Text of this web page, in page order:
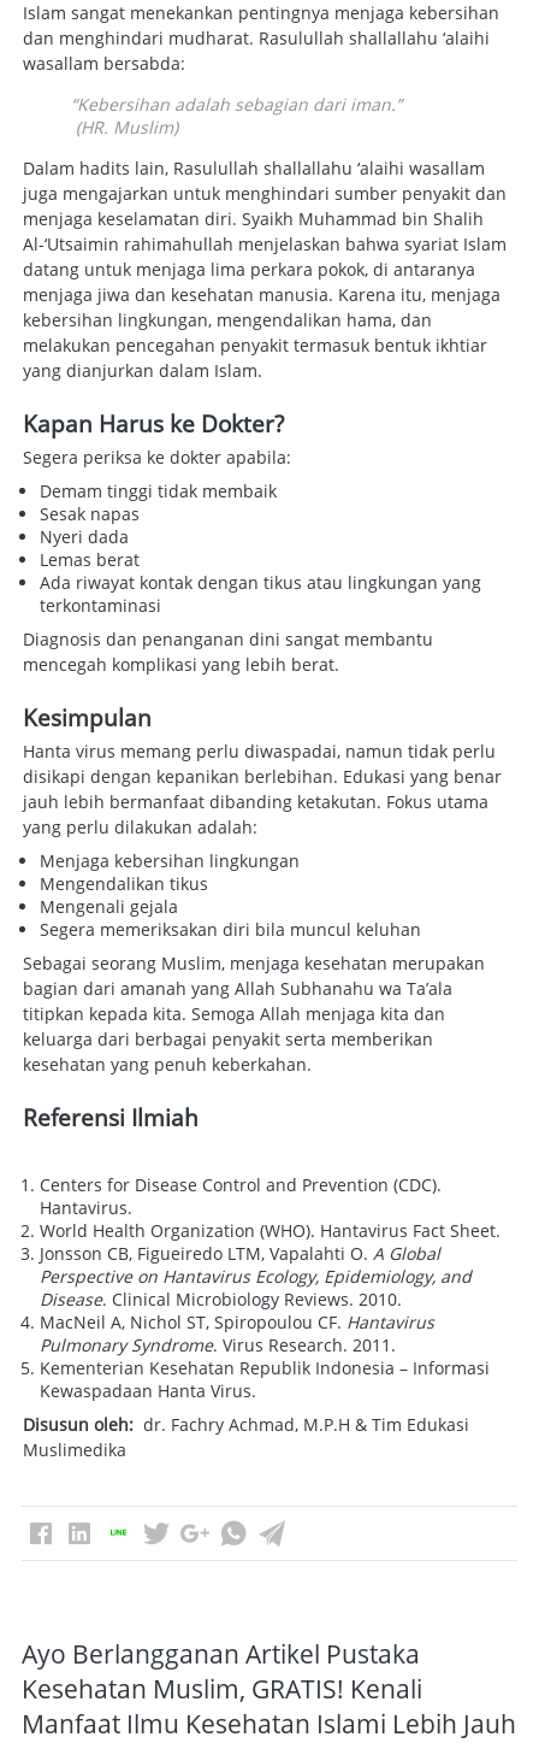
Islam sangat menekankan pentingnya menjaga kebersihan
dan menghindari mudharat. Rasulullah shallallahu ‘alaihi
wasallam bersabda:
“Kebersihan adalah sebagian dari iman.”
(HR. Muslim)
Dalam hadits lain, Rasulullah shallallahu ‘alaihi wasallam
juga mengajarkan untuk menghindari sumber penyakit dan
menjaga keselamatan diri. Syaikh Muhammad bin Shalih
Al-‘Utsaimin rahimahullah menjelaskan bahwa syariat Islam
datang untuk menjaga lima perkara pokok, di antaranya
menjaga jiwa dan kesehatan manusia. Karena itu, menjaga
kebersihan lingkungan, mengendalikan hama, dan
melakukan pencegahan penyakit termasuk bentuk ikhtiar
yang dianjurkan dalam Islam.
Kapan Harus ke Dokter?
Segera periksa ke dokter apabila:
Demam tinggi tidak membaik
Sesak napas
Nyeri dada
Lemas berat
Ada riwayat kontak dengan tikus atau lingkungan yang
terkontaminasi
Diagnosis dan penanganan dini sangat membantu
mencegah komplikasi yang lebih berat.
Kesimpulan
Hanta virus memang perlu diwaspadai, namun tidak perlu
disikapi dengan kepanikan berlebihan. Edukasi yang benar
jauh lebih bermanfaat dibanding ketakutan. Fokus utama
yang perlu dilakukan adalah:
Menjaga kebersihan lingkungan
Mengendalikan tikus
Mengenali gejala
Segera memeriksakan diri bila muncul keluhan
Sebagai seorang Muslim, menjaga kesehatan merupakan
bagian dari amanah yang Allah Subhanahu wa Ta’ala
titipkan kepada kita. Semoga Allah menjaga kita dan
keluarga dari berbagai penyakit serta memberikan
kesehatan yang penuh keberkahan.
Referensi Ilmiah
Centers for Disease Control and Prevention (CDC).
Hantavirus.
World Health Organization (WHO). Hantavirus Fact Sheet.
Jonsson CB, Figueiredo LTM, Vapalahti O. A Global
Perspective on Hantavirus Ecology, Epidemiology, and
Disease. Clinical Microbiology Reviews. 2010.
MacNeil A, Nichol ST, Spiropoulou CF. Hantavirus
Pulmonary Syndrome. Virus Research. 2011.
Kementerian Kesehatan Republik Indonesia – Informasi
Kewaspadaan Hanta Virus.
Disusun oleh: dr. Fachry Achmad, M.P.H & Tim Edukasi
Muslimedika
Ayo Berlangganan Artikel Pustaka
Kesehatan Muslim, GRATIS! Kenali
Manfaat Ilmu Kesehatan Islami Lebih Jauh
Error
Mohon Maaf! Sepertinya ada masalah.
Tolong refresh browser kamu
`Kembali